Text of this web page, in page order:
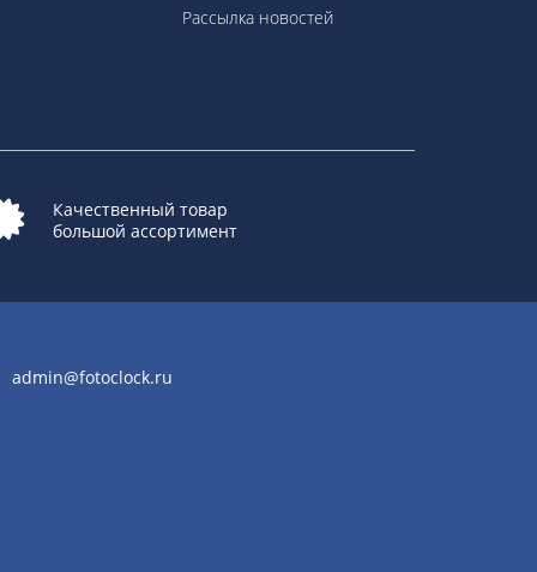
Рассылка новостей
Качественный товар
большой ассортимент
admin@fotoclock.ru